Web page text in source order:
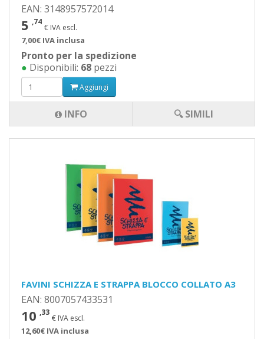
FAVINI SCHIZZA E STRAPPA BLOCCO COLLATO A3
EAN: 8007057433531
10 ,33
€ IVA escl.
12,60€ IVA inclusa
EAN: 3148957572014
5 ,74
€ IVA escl.
7,00€ IVA inclusa
Pronto per la spedizione
● Disponibili: 68 pezzi
Aggiungi
INFO 🔍 SIMILI